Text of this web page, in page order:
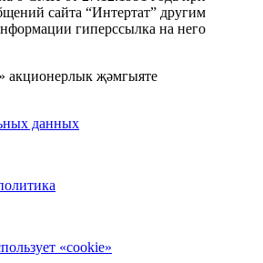
сайта “Интертат” другим
гиперссылка на него
җәмгыяте
данных
«cookie»